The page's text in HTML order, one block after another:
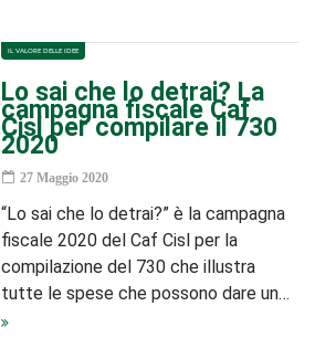
IL VALORE DELLE IDEE
Lo sai che lo detrai? La
campagna fiscale Caf
Cisl per compilare il 730
2020
27 Maggio 2020
“Lo sai che lo detrai?” è la campagna
fiscale 2020 del Caf Cisl per la
compilazione del 730 che illustra
tutte le spese che possono dare un…